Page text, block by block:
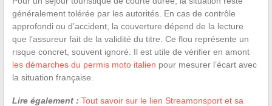
généralement tolérée par les autorités. En cas de contrôle
approfondi ou d’accident, la couverture dépend de la lecture
que l’assureur fait de la validité du titre. Ce flou représente un
risque concret, souvent ignoré. Il est utile de vérifier en amont
les démarches du permis moto italien pour mesurer l’écart avec
la situation française.
Lire également : Tout savoir sur le lien Streamonsport et sa